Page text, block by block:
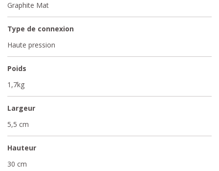
Graphite Mat
Type de connexion
Haute pression
Poids
1,7kg
Largeur
5,5 cm
Hauteur
30 cm